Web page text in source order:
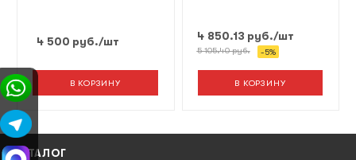
4 500 руб./шт
В КОРЗИНУ
4 850.13 руб./шт
5 105.40руб. -5%
В КОРЗИНУ
КАТАЛОГ